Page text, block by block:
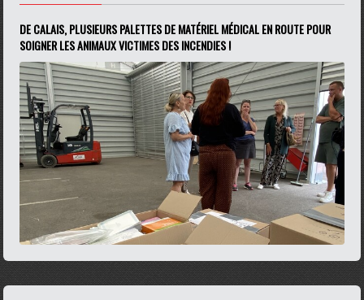
DE CALAIS, PLUSIEURS PALETTES DE MATÉRIEL MÉDICAL EN ROUTE POUR
SOIGNER LES ANIMAUX VICTIMES DES INCENDIES !